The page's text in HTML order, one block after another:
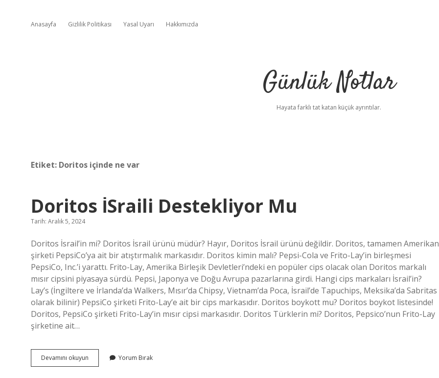
Anasayfa Gizlilik Politikası Yasal Uyarı Hakkımızda
Günlük Notlar
Hayata farklı tat katan küçük ayrıntılar.
Etiket: Doritos içinde ne var
Doritos İSraili Destekliyor Mu
Tarih: Aralık 5, 2024
Doritos İsrail’in mi? Doritos İsrail ürünü müdür? Hayır, Doritos İsrail ürünü değildir. Doritos, tamamen Amerikan
şirketi PepsiCo’ya ait bir atıştırmalık markasıdır. Doritos kimin malı? Pepsi-Cola ve Frito-Lay’in birleşmesi
PepsiCo, Inc.’i yarattı. Frito-Lay, Amerika Birleşik Devletleri’ndeki en popüler cips olacak olan Doritos markalı
mısır cipsini piyasaya sürdü. Pepsi, Japonya ve Doğu Avrupa pazarlarına girdi. Hangi cips markaları İsrail’in?
Lay’s (İngiltere ve İrlanda’da Walkers, Mısır’da Chipsy, Vietnam’da Poca, İsrail’de Tapuchips, Meksika’da Sabritas
olarak bilinir) PepsiCo şirketi Frito-Lay’e ait bir cips markasıdır. Doritos boykott mu? Doritos boykot listesinde!
Doritos, PepsiCo şirketi Frito-Lay’in mısır cipsi markasıdır. Doritos Türklerin mi? Doritos, Pepsico’nun Frito-Lay
şirketine ait…
Devamını okuyun
İSraili
Yorum Bırak